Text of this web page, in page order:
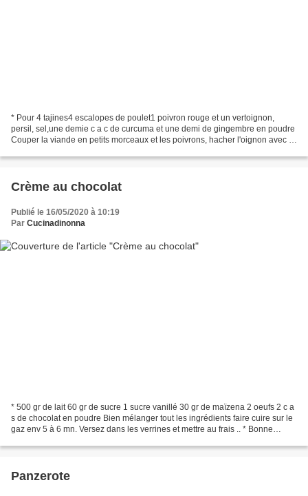
* Pour 4 tajines4 escalopes de poulet1 poivron rouge et un vertoignon,
persil, sel,une demie c a c de curcuma et une demi de gingembre en poudre
Couper la viande en petits morceaux et les poivrons, hacher l'oignon avec le
Crème au chocolat
Publié le 16/05/2020 à 10:19
Par Cucinadinonna
* 500 gr de lait 60 gr de sucre 1 sucre vanillé 30 gr de maïzena 2 oeufs 2 c a
s de chocolat en poudre Bien mélanger tout les ingrédients faire cuire sur le
gaz env 5 à 6 mn. Versez dans les verrines et mettre au frais .. * Bonne
Panzerote